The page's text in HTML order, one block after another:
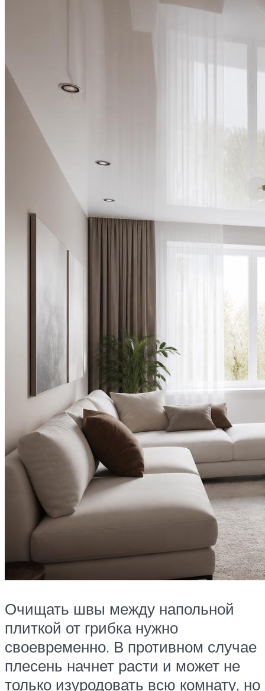
Очищать швы между напольной
плиткой от грибка нужно
своевременно. В противном случае
плесень начнет расти и может не
только изуродовать всю комнату, но